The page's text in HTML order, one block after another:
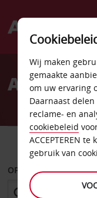
Welcome
Avis
AUTO
OPHALEN OP
Wij maken
gemaakte
om uw ervaring
Daarnaast
reclame- en
cookiebeleid
ACCEPTEREN
gebruik van